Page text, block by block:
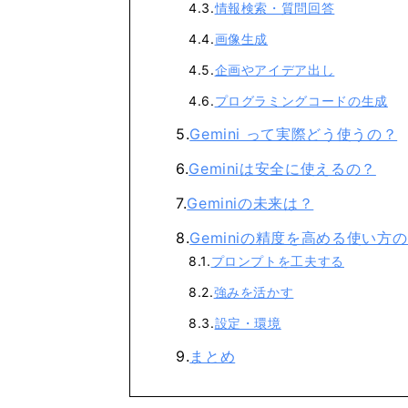
情報検索・質問回答
画像生成
企画やアイデア出し
プログラミングコードの生成
Gemini って実際どう使うの？
Geminiは安全に使えるの？
Geminiの未来は？
Geminiの精度を高める使い方
プロンプトを工夫する
強みを活かす
設定・環境
まとめ